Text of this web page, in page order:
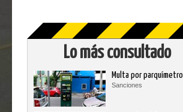
Lo más consultado
Multa por parquímetro
Sanciones